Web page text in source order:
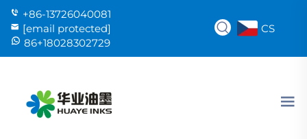
+86-13726040081
[email protected]
86+18028302729
CS